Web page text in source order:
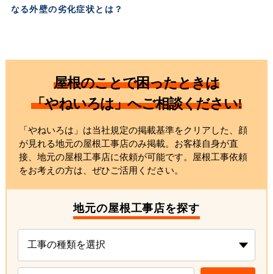
なる外壁の劣化症状とは？
屋根のことで困ったときは
「やねいろは」へご相談ください!
「やねいろは」は当社規定の掲載基準をクリアした、顔
が見れる地元の屋根工事店のみ掲載。お客様自身が直
接、地元の屋根工事店に依頼が可能です。屋根工事依頼
をお考えの方は、ぜひご活用ください。
地元の屋根工事店を探す